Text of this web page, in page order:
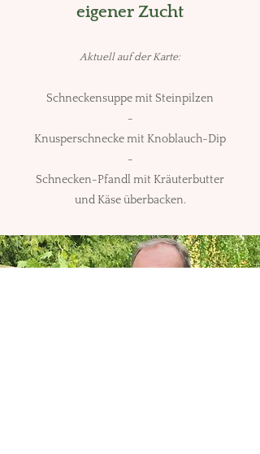
eigener Zucht
Aktuell auf der Karte:
Schneckensuppe mit Steinpilzen
-
Knusperschnecke mit Knoblauch-Dip
-
Schnecken-Pfandl mit Kräuterbutter
und Käse überbacken.